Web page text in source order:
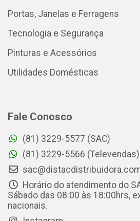
Portas, Janelas e Ferragens
Tecnologia e Segurança
Pinturas e Acessórios
Utilidades Domésticas
Fale Conosco
(81) 3229-5577 (SAC)
(81) 3229-5566 (Televendas)
Horário do atendimento do
Sábado das 08:00 às 18:00hrs,
nacionais.